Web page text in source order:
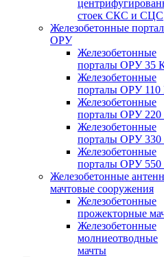
стоек СКС и СЦС
Железобетонные
ОРУ
Железобетонные
порталы ОРУ 35
Железобетонные
порталы ОРУ
Железобетонные
порталы ОРУ
Железобетонные
порталы ОРУ
Железобетонные
порталы ОРУ
Железобетонные
мачтовые сооружения
Железобетонные
прожекторные
Железобетонные
молниеотводные
мачты